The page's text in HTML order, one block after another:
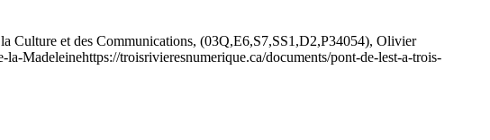
Culture et des Communications, (03Q,E6,S7,SS1,D2,P34054), Olivier
la-Madeleinehttps://troisrivieresnumerique.ca/documents/pont-de-lest-a-trois-